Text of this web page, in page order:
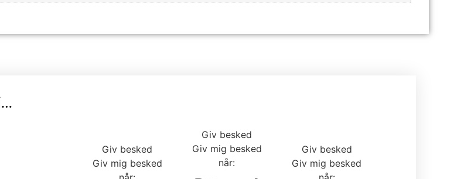
Giv besked
Giv mig besked
Giv besked
Giv mig besked
når:
Giv besked
Giv mig besked